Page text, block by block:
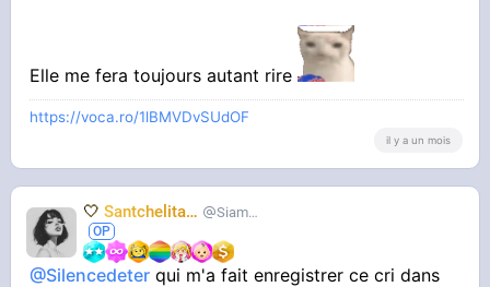
Elle me fera toujours autant rire
https://voca.ro/1lBMVDvSUdOF
il y a un mois
🤍 Santchelita🤍 Siameuh
@Silencedeter qui m'a fait enregistrer ce cri dans